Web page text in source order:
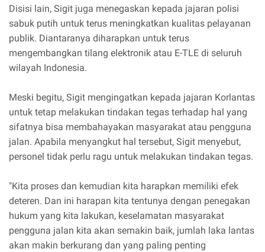
Disisi lain, Sigit juga menegaskan kepada jajaran polisi
sabuk putih untuk terus meningkatkan kualitas pelayanan
publik. Diantaranya diharapkan untuk terus
mengembangkan tilang elektronik atau E-TLE di seluruh
wilayah Indonesia.
Meski begitu, Sigit mengingatkan kepada jajaran Korlantas
untuk tetap melakukan tindakan tegas terhadap hal yang
sifatnya bisa membahayakan masyarakat atau pengguna
jalan. Apabila menyangkut hal tersebut, Sigit menyebut,
personel tidak perlu ragu untuk melakukan tindakan tegas.
"Kita proses dan kemudian kita harapkan memiliki efek
deteren. Dan ini harapan kita tentunya dengan penegakan
hukum yang kita lakukan, keselamatan masyarakat
pengguna jalan kita akan semakin baik, jumlah laka lantas
akan makin berkurang dan yang paling penting